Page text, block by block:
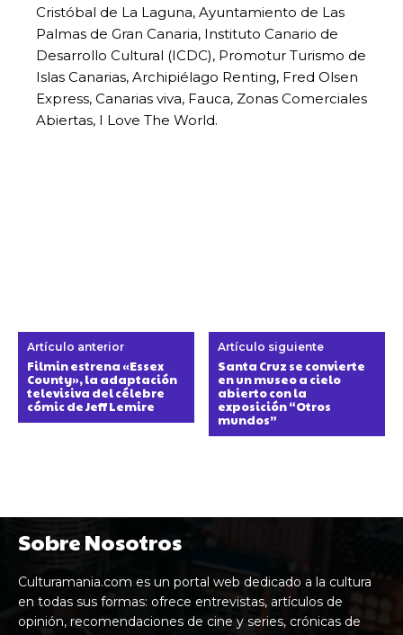
Cristóbal de La Laguna, Ayuntamiento de Las
Palmas de Gran Canaria, Instituto Canario de
Desarrollo Cultural (ICDC), Promotur Turismo de
Islas Canarias, Archipiélago Renting, Fred Olsen
Express, Canarias viva, Fauca, Zonas Comerciales
Abiertas, I Love The World.
Artículo anterior
Filmin estrena «Essex
County», la adaptación
televisiva del célebre
cómic de Jeff Lemire
Artículo siguiente
Santa Cruz se convierte
en un museo a cielo
abierto con la
exposición “Otros
mundos”
Sobre Nosotros
Culturamania.com es un portal web dedicado a la cultura
en todas sus formas: ofrece entrevistas, artículos de
opinión, recomendaciones de cine y series, crónicas de